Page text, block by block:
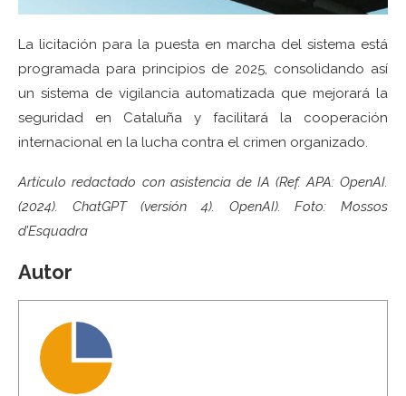
La licitación para la puesta en marcha del sistema está
programada para principios de 2025, consolidando así
un sistema de vigilancia automatizada que mejorará la
seguridad en Cataluña y facilitará la cooperación
internacional en la lucha contra el crimen organizado.
Artículo redactado con asistencia de IA (Ref. APA: OpenAI.
(2024). ChatGPT (versión 4). OpenAI). Foto: Mossos
d’Esquadra
Autor